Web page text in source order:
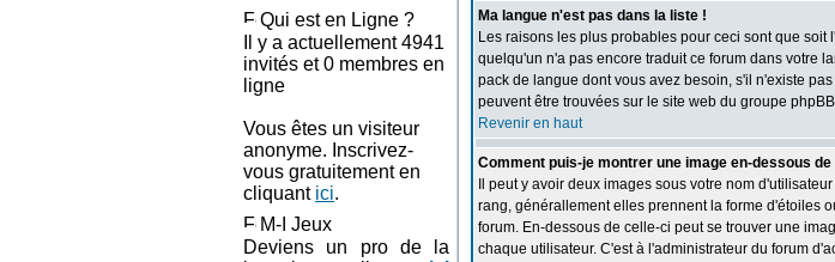
Qui est en Ligne ?
Il y a actuellement 4941
invités et 0 membres en
ligne
Vous êtes un visiteur
anonyme. Inscrivez-
vous gratuitement en
cliquant ici.
M-I Jeux
Deviens un pro de la
Ma langue n'est pas dans la liste !
Les raisons les plus probables pour ceci sont que
quelqu'un n'a pas encore traduit ce forum dans votre
pack de langue dont vous avez besoin, s'il n'existe
peuvent être trouvées sur le site web du groupe
Revenir en haut
Comment puis-je montrer une image en-dessous
Il peut y avoir deux images sous votre nom
rang, générallement elles prennent la forme d'étoiles
forum. En-dessous de celle-ci peut se trouver une
chaque utilisateur. C'est à l'administrateur du forum